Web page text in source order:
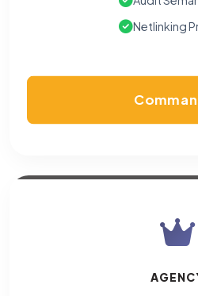
Netlinking
Cookies marketing
Permettent d'afficher des publicités
opposer : utilisez lelien dédié en